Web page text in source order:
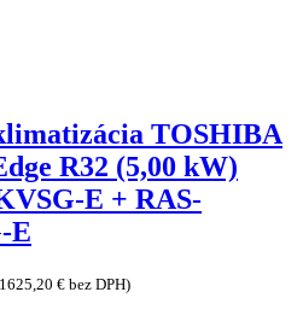
TOSHIBA
R32 (5,00 kW)
E + RAS-
E
1625,20 € bez DPH)